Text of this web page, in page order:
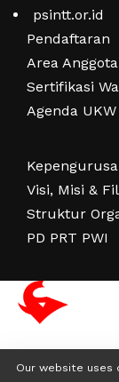
psintt.or.id
Pendaftaran
Area Anggota
Sertifikasi
Agenda UKW
Visi, Misi &
Struktur
PD PRT PWI
Our website uses